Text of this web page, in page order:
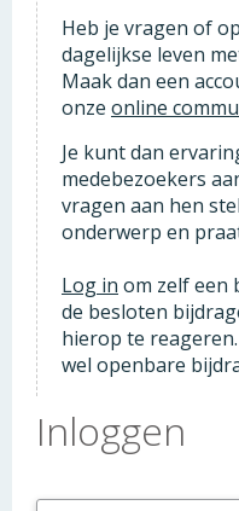
Heb je vragen of
dagelijkse leven
Maak dan een
onze online
Je kunt dan
medebezoekers
vragen aan hen
onderwerp en
Log in om zelf een
de besloten
hierop te
wel openbare
Inloggen